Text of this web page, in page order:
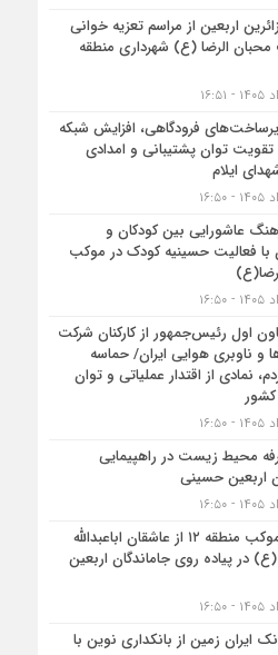
اربعین از مراسم تعزیه خوانی
الرضا (ع) شهرداری منطقه
فرودگاهی، افزایش شبکه
تقویت توان پشتیبانی و امدادی
ایلام
عاشورایی بین کودکان و
با فعالیت حسینیه کودک در موکب
اول رئیس‌جمهور از کارکنان شرکت
و ناوبری هوایی ایران/ حماسه
نمادی از اقتدار عملیاتی و توان
کشور
محیط زیست در راهپیمایی
اربعین حسینی
میزبانی موکب منطقه ۱۲ از عاشقان اباعبدالله
در پیاده روی جاماندگان اربعین
ایران زمین از بانکداری نوین با